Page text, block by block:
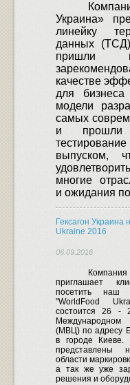
Украина»
линейку
данных
пришли
качестве
для бизнеса
модели
самых
и
выпуском,
многие
и ожидания
Гексагон Украина
Ukraine 2016
06.09.2016
приглашает
посетить наш
"WorldFood
состоится 26 -
(МВЦ) по адресу
в городе Киеве.
представлены
области
а так же уже
решения и